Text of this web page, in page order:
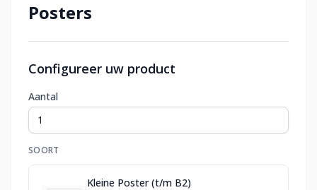
Posters
Configureer uw product
Aantal
SOORT
Kleine Poster (t/m B2)